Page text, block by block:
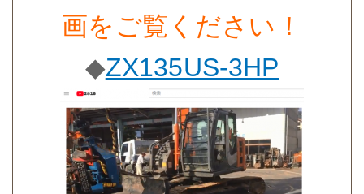
画をご覧 ください！
◆ZX135US-3HP